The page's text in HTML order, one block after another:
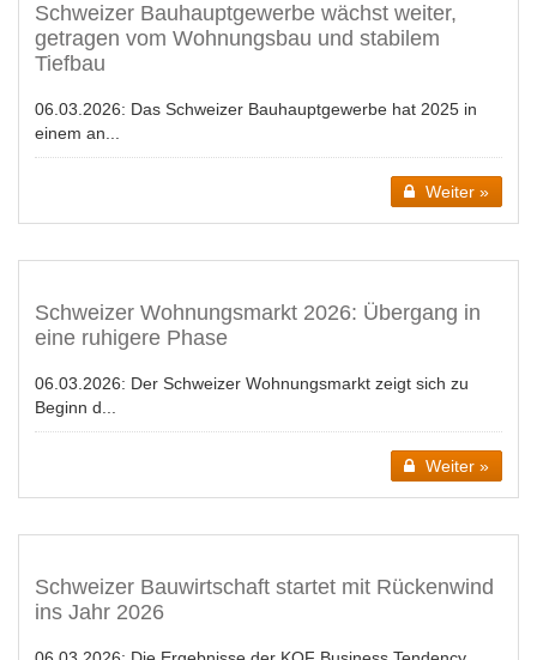
Schweizer Bauhauptgewerbe wächst weiter,
getragen vom Wohnungsbau und stabilem
Tiefbau
06.03.2026: Das Schweizer Bauhauptgewerbe hat 2025 in
einem an...
Weiter »
Schweizer Wohnungsmarkt 2026: Übergang in
eine ruhigere Phase
06.03.2026: Der Schweizer Wohnungsmarkt zeigt sich zu
Beginn d...
Weiter »
Schweizer Bauwirtschaft startet mit Rückenwind
ins Jahr 2026